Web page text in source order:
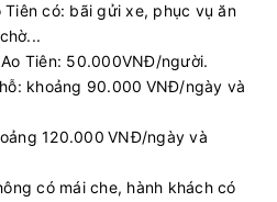
Tiên có: bãi gửi xe, phục vụ ăn
Tiên: 50.000VNĐ/người.
khoảng 90.000 VNĐ/ngày và
120.000 VNĐ/ngày và
có mái che, hành khách có